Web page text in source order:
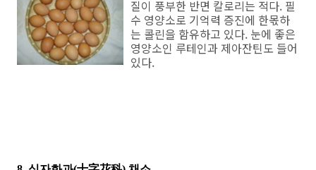
질이 풍부한 반면 칼로리는 적다. 필
수 영양소로 기억력 증진에 한몫하
는 콜린을 함유하고 있다. 눈에 좋은
영양소인 루테인과 제아잔틴도 들어
있다.